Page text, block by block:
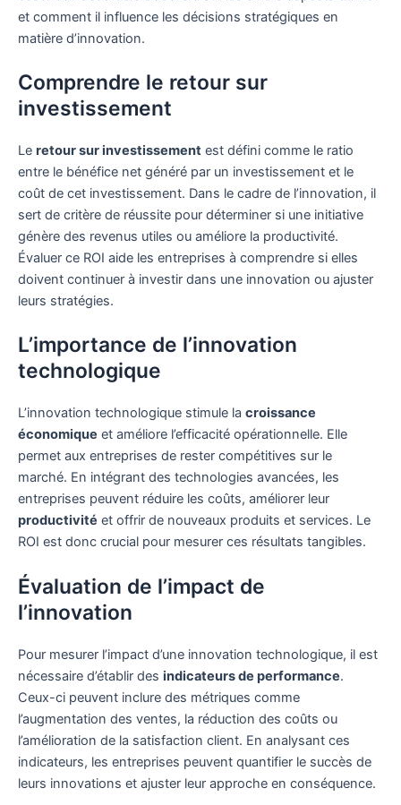
et comment il influence les décisions stratégiques en
matière d’innovation.
Comprendre le retour sur
investissement
Le retour sur investissement est défini comme le ratio
entre le bénéfice net généré par un investissement et le
coût de cet investissement. Dans le cadre de l’innovation, il
sert de critère de réussite pour déterminer si une initiative
génère des revenus utiles ou améliore la productivité.
Évaluer ce ROI aide les entreprises à comprendre si elles
doivent continuer à investir dans une innovation ou ajuster
leurs stratégies.
L’importance de l’innovation
technologique
L’innovation technologique stimule la croissance
économique et améliore l’efficacité opérationnelle. Elle
permet aux entreprises de rester compétitives sur le
marché. En intégrant des technologies avancées, les
entreprises peuvent réduire les coûts, améliorer leur
productivité et offrir de nouveaux produits et services. Le
ROI est donc crucial pour mesurer ces résultats tangibles.
Évaluation de l’impact de
l’innovation
Pour mesurer l’impact d’une innovation technologique, il est
nécessaire d’établir des indicateurs de performance.
Ceux-ci peuvent inclure des métriques comme
l’augmentation des ventes, la réduction des coûts ou
l’amélioration de la satisfaction client. En analysant ces
indicateurs, les entreprises peuvent quantifier le succès de
leurs innovations et ajuster leur approche en conséquence.